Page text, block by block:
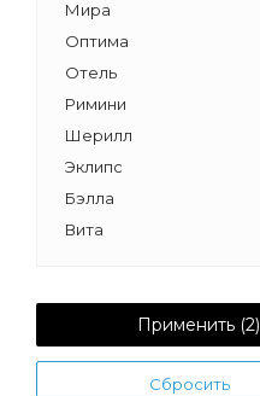
Мира
Оптима
Отель
Римини
Шерилл
Эклипс
Бэлла
Вита
Применить (2)
Сбросить